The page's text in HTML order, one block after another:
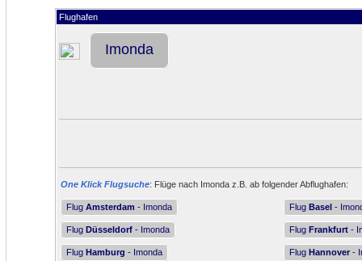
Flughafen
Imonda
One Klick Flugsuche: Flüge nach Imonda z.B. ab folgender Abflughafen:
Flug Amsterdam - Imonda Flug Basel -
Flug Düsseldorf - Imonda Flug Frankfurt -
Flug Hamburg - Imonda Flug Hannover -